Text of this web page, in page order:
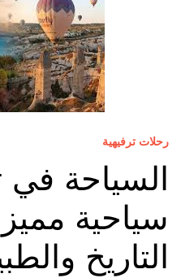
رحلات ترفيهية
السياحة في
سياحية
التاريخ